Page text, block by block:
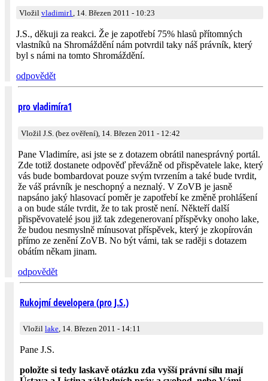
Vložil vladimir1, 14. Březen 2011 - 10:23
J.S., děkuji za reakci. Že je zapotřebí 75% hlasů přítomných
vlastníků na Shromáždění nám potvrdil taky náš právník, který
byl s námi na tomto Shromáždění.
odpovědět
pro vladimíra1
Vložil J.S. (bez ověření), 14. Březen 2011 - 12:42
Pane Vladimíre, asi jste se z dotazem obrátil nanesprávný portál.
Zde totiž dostanete odpověď převážně od přispěvatele lake, který
vás bude bombardovat pouze svým tvrzením a také bude tvrdit,
že váš právník je neschopný a neznalý. V ZoVB je jasně
napsáno jaký hlasovací poměr je zapotřebí ke změně prohlášení
a on bude stále tvrdit, že to tak prostě není. Někteří další
přispěvovatelé jsou již tak zdegenerovaní příspěvky onoho lake,
že budou nesmyslně mínusovat příspěvek, který je zkopírován
přímo ze zenění ZoVB. No být vámi, tak se raději s dotazem
obátím někam jinam.
odpovědět
Rukojmí developera (pro J.S.)
Vložil lake, 14. Březen 2011 - 14:11
Pane J.S.
položte si tedy laskavě otázku zda vyšší právní sílu mají